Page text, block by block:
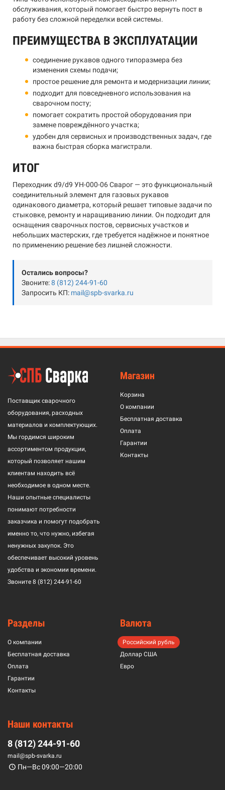
обслуживания, который помогает быстро вернуть пост в
работу без сложной переделки всей системы.
ПРЕИМУЩЕСТВА В ЭКСПЛУАТАЦИИ
соединение рукавов одного типоразмера без
изменения схемы подачи;
простое решение для ремонта и модернизации линии;
подходит для повседневного использования на
сварочном посту;
помогает сократить простой оборудования при
замене повреждённого участка;
удобен для сервисных и производственных задач, где
важна быстрая сборка магистрали.
ИТОГ
Переходник d9/d9 УН-000-06 Сварог — это функциональный
соединительный элемент для газовых рукавов
одинакового диаметра, который решает типовые задачи по
стыковке, ремонту и наращиванию линии. Он подходит для
оснащения сварочных постов, сервисных участков и
небольших мастерских, где требуется надёжное и понятное
по применению решение без лишней сложности.
Остались вопросы?
Звоните:8 (812) 244-91-60
Запросить КП: mail@spb-svarka.ru
Поставщик сварочного
оборудования, расходных
материалов и комплектующих.
Мы гордимся широким
ассортиментом продукции,
который позволяет нашим
клиентам находить всё
необходимое в одном месте.
Наши опытные специалисты
понимают потребности
заказчика и помогут подобрать
именно то, что нужно, избегая
ненужных закупок. Это
обеспечивает высокий уровень
удобства и экономии времени.
Звоните 8 (812) 244-91-60
Магазин
Корзина
О компании
Бесплатная доставка
Оплата
Гарантии
Контакты
Разделы
О компании
Бесплатная доставка
Оплата
Гарантии
Контакты
Валюта
Российский рубль
Доллар США
Евро
Наши контакты
8 (812) 244-91-60
mail@spb-svarka.ru
Пн—Вс 09:00—20:00